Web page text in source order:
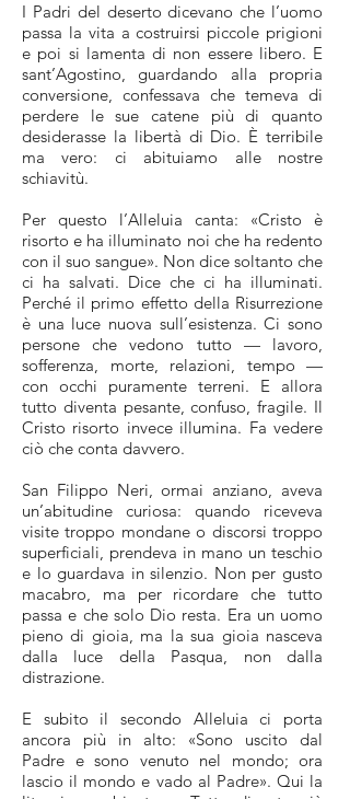
I Padri del deserto dicevano che l’uomo
passa la vita a costruirsi piccole prigioni
e poi si lamenta di non essere libero. E
sant’Agostino, guardando alla propria
conversione, confessava che temeva di
perdere le sue catene più di quanto
desiderasse la libertà di Dio. È terribile
ma vero: ci abituiamo alle nostre
schiavitù.
Per questo l’Alleluia canta: «Cristo è
risorto e ha illuminato noi che ha redento
con il suo sangue». Non dice soltanto che
ci ha salvati. Dice che ci ha illuminati.
Perché il primo effetto della Risurrezione
è una luce nuova sull’esistenza. Ci sono
persone che vedono tutto — lavoro,
sofferenza, morte, relazioni, tempo —
con occhi puramente terreni. E allora
tutto diventa pesante, confuso, fragile. Il
Cristo risorto invece illumina. Fa vedere
ciò che conta davvero.
San Filippo Neri, ormai anziano, aveva
un’abitudine curiosa: quando riceveva
visite troppo mondane o discorsi troppo
superficiali, prendeva in mano un teschio
e lo guardava in silenzio. Non per gusto
macabro, ma per ricordare che tutto
passa e che solo Dio resta. Era un uomo
pieno di gioia, ma la sua gioia nasceva
dalla luce della Pasqua, non dalla
distrazione.
E subito il secondo Alleluia ci porta
ancora più in alto: «Sono uscito dal
Padre e sono venuto nel mondo; ora
lascio il mondo e vado al Padre». Qui la